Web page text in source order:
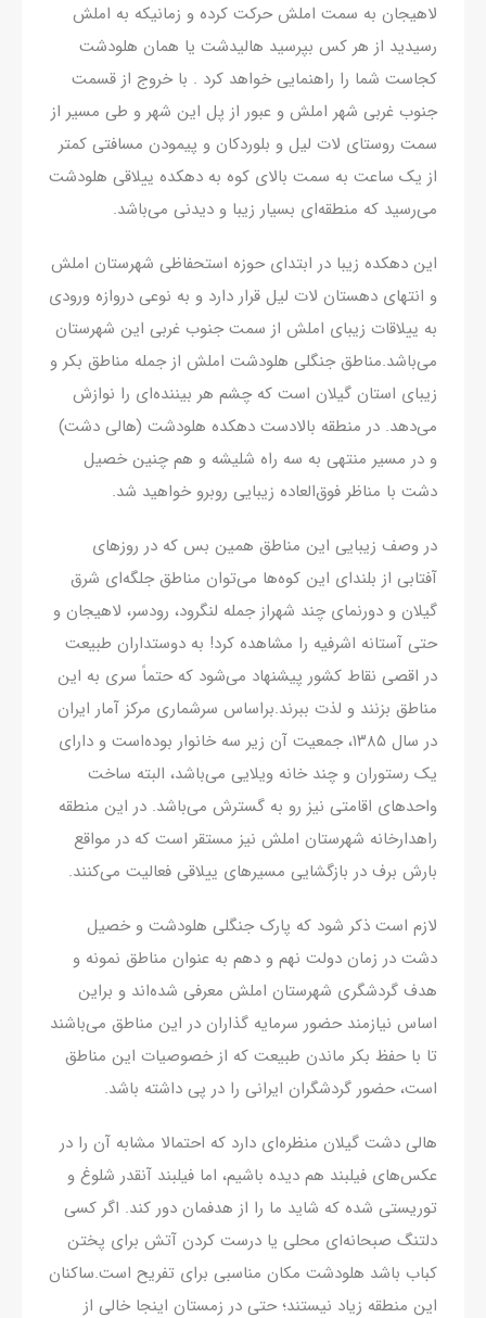
لاهیجان به سمت املش حرکت کرده و زمانیکه به املش
رسیدید از هر کس بپرسید هالیدشت یا همان هلودشت
کجاست شما را راهنمایی خواهد کرد . با خروج از قسمت
جنوب غربی شهر املش و عبور از پل این شهر و طی مسیر از
سمت روستای لات لیل و بلوردکان و پیمودن مسافتی کمتر
از یک ساعت به سمت بالای کوه به دهکده ییلاقی هلودشت
می‌رسید که منطقه‌ای بسیار زیبا و دیدنی می‌باشد.
این دهکده زیبا در ابتدای حوزه استحفاظی شهرستان املش
و انتهای دهستان لات لیل قرار دارد و به نوعی دروازه ورودی
به ییلاقات زیبای املش از سمت جنوب غربی این شهرستان
می‌باشد.مناطق جنگلی هلودشت املش از جمله مناطق بکر و
زیبای استان گیلان است که چشم هر بیننده‌ای را نوازش
می‌دهد. در منطقه بالادست دهکده هلودشت (هالی دشت)
و در مسیر منتهی به سه راه شلیشه و هم چنین خصیل
دشت با مناظر فوق‌العاده زیبایی روبرو خواهید شد.
در وصف زیبایی این مناطق همین بس که در روزهای
آفتابی از بلندای این کوه‌ها می‌توان مناطق جلگه‌ای شرق
گیلان و دورنمای چند شهراز جمله لنگرود، رودسر، لاهیجان و
حتی آستانه اشرفیه را مشاهده کرد! به دوستداران طبیعت
در اقصی نقاط کشور پیشنهاد می‌شود که حتماً سری به این
مناطق بزنند و لذت ببرند.براساس سرشماری مرکز آمار ایران
در سال ۱۳۸۵، جمعیت آن زیر سه خانوار بوده‌است و دارای
یک رستوران و چند خانه ویلایی می‌باشد، البته ساخت
واحدهای اقامتی نیز رو به گسترش می‌باشد. در این منطقه
راهدارخانه شهرستان املش نیز مستقر است که در مواقع
بارش برف در بازگشایی مسیرهای ییلاقی فعالیت می‌کنند.
لازم است ذکر شود که پارک جنگلی هلودشت و خصیل
دشت در زمان دولت نهم و دهم به عنوان مناطق نمونه و
هدف گردشگری شهرستان املش معرفی شده‌اند و براین
اساس نیازمند حضور سرمایه گذاران در این مناطق می‌باشند
تا با حفظ بکر ماندن طبیعت که از خصوصیات این مناطق
است، حضور گردشگران ایرانی را در پی داشته باشد.
هالی دشت گیلان منظره‌ای دارد که احتمالا مشابه آن را در
عکس‌های فیلبند هم دیده‌ باشیم، اما فیلبند آنقدر شلوغ و
توریستی شده که شاید ما را از هدفمان دور کند. اگر کسی
دلتنگ صبحانه‌ای محلی یا درست کردن آتش برای پختن
کباب باشد هلودشت مکان مناسبی برای تفریح است.ساکنان
این منطقه زیاد نیستند؛ حتی در زمستان اینجا خالی از